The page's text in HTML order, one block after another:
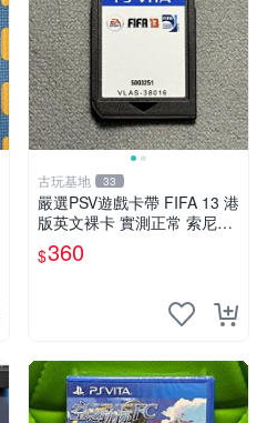
古玩基地 33
嚴選PSV遊戲卡帶 FIFA 13 港
版英文裸卡 實測正常 索尼專
用 不支持其他機器 買二送優
惠 FIFA 13 psv 港版 卡帶
$360